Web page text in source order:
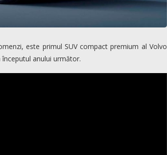
este primul SUV compact premium al Volvo
anului următor.